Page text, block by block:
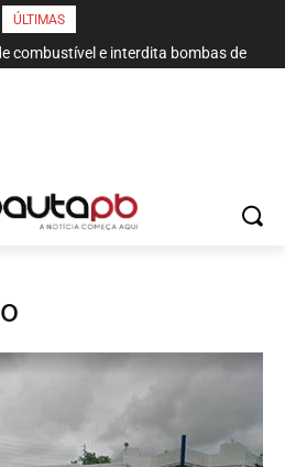
ÚLTIMAS
combustível e interdita bombas de
no bairro da Torre